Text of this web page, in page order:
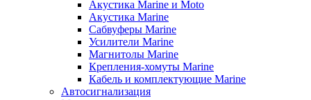
Акустика Marine и Moto
Акустика Marine
Сабвуферы Marine
Усилители Marine
Магнитолы Marine
Крепления-хомуты Marine
Кабель и комплектующие Marine
Автосигнализация